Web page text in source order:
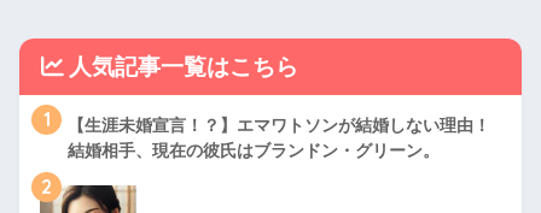
人気記事一覧はこちら
1
【生涯未婚宣言！？】エマワトソンが結婚しない理由！
結婚相手、現在の彼氏はブランドン・グリーン。
2